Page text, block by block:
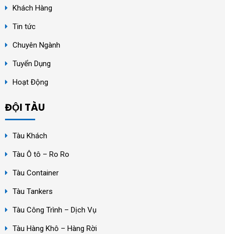
Khách Hàng
Tin tức
Chuyên Ngành
Tuyển Dụng
Hoạt Động
ĐỘI TÀU
Tàu Khách
Tàu Ô tô – Ro Ro
Tàu Container
Tàu Tankers
Tàu Công Trình – Dịch Vụ
Tàu Hàng Khô – Hàng Rời